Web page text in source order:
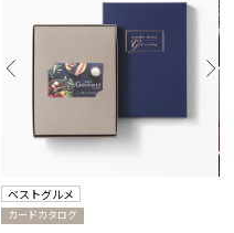
ベストグルメ
カードカタログ